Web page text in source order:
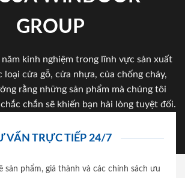
GROUP
kinh nghiệm trong lĩnh vực sản xuất
loại cửa gỗ, cửa nhựa, của chống cháy,
rằng những sản phẩm mà chúng tôi
chắn sẽ khiến bạn hài lòng tuyệt đối.
VẤN TRỰC TIẾP 24/7
sản phẩm, giá thành và các chính sách ưu